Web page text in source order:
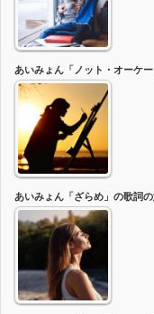
あいみょん「ノット・オーケ
あいみょん「ざらめ」の歌詞